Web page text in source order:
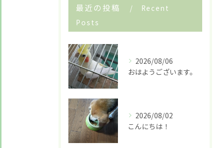
最近の投稿
Recent
Posts
2026/08/06
おはようございます。
2026/08/02
こんにちは！
お悩みですか？ LINEでお気軽に質問してください！
LINE友だち追加はこちら